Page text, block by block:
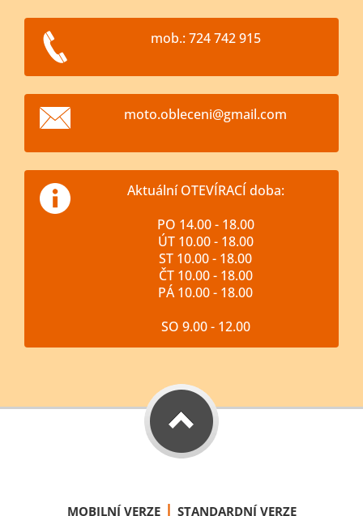
mob.: 724 742 915
moto.obleceni@gmail.com
Aktuální OTEVÍRACÍ doba:
PO 14.00 - 18.00
ÚT 10.00 - 18.00
ST 10.00 - 18.00
ČT 10.00 - 18.00
PÁ 10.00 - 18.00
SO 9.00 - 12.00
MOBILNÍ VERZE | STANDARDNÍ VERZE